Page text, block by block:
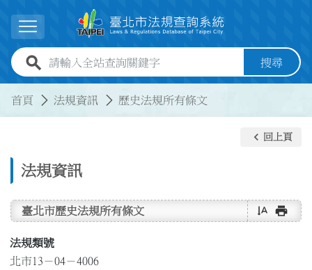
展開選單
全站查詢關鍵字欄位 搜尋
首頁 法規資訊 歷史法規所有條文
法規資訊
keyboard_arrow_left 回上頁
臺北市歷史法規所有條文 text_rotate_vertical print
法規類號
北市13－04－4006